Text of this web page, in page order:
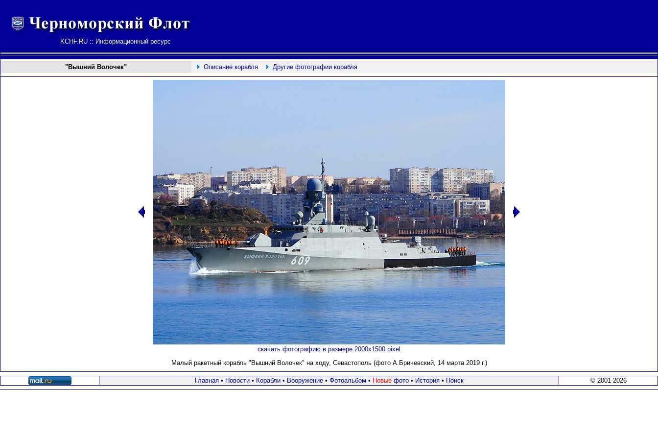
KCHF.RU :: Информационный ресурс
"Вышний Волочек" Описание корабля Другие фотографии корабля
скачать фотографию в размере 2000х1500 pixel
Малый ракетный корабль "Вышний Волочек" на ходу, Севастополь (фото А.Бричевский, 14 марта 2019 г.)
Главная• Новости• Корабли• Вооружение • Фотоальбом • Новыефото • История• Поиск © 2001-2026